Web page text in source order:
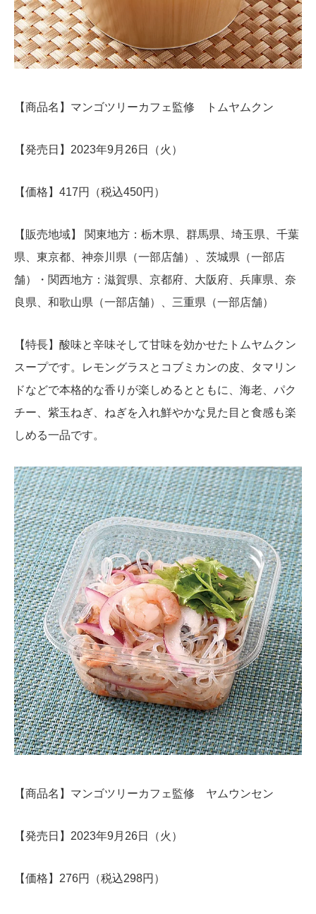
【商品名】マンゴツリーカフェ監修 トムヤムクン
【発売日】2023年9月26日（火）
【価格】417円（税込450円）
【販売地域】 関東地方：栃木県、群馬県、埼玉県、千葉
県、東京都、神奈川県（一部店舗）、茨城県（一部店
舗）・関西地方：滋賀県、京都府、大阪府、兵庫県、奈
良県、和歌山県（一部店舗）、三重県（一部店舗）
【特長】酸味と辛味そして甘味を効かせたトムヤムクン
スープです。レモングラスとコブミカンの皮、タマリン
ドなどで本格的な香りが楽しめるとともに、海老、パク
チー、紫玉ねぎ、ねぎを入れ鮮やかな見た目と食感も楽
しめる一品です。
【商品名】マンゴツリーカフェ監修 ヤムウンセン
【発売日】2023年9月26日（火）
【価格】276円（税込298円）